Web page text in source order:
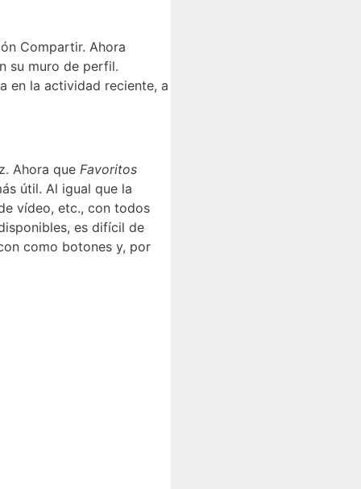
Compartir. Ahora
su muro de perfil.
en la actividad reciente, a
Ahora que Favoritos
útil. Al igual que la
vídeo, etc., con todos
es difícil de
como botones y, por